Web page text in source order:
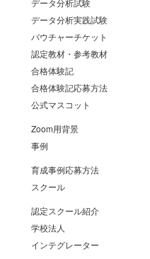
データ分析実践試験
バウチャーチケット
認定教材・参考教材
合格体験記
合格体験記応募方法
公式マスコット
Zoom用背景
事例
育成事例応募方法
スクール
認定スクール紹介
学校法人
インテグレーター